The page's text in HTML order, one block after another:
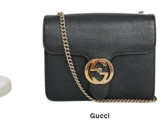
Gucci